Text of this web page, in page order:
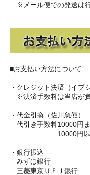
※メール便での発送は行
■お支払い方法について
・クレジット決済（イプ
※決済手数料は当店が負
・代金引換（佐川急便）
代引き手数料10000円ま
10000円以上お買
・銀行振込
みずほ銀行
三菱東京ＵＦＪ銀行